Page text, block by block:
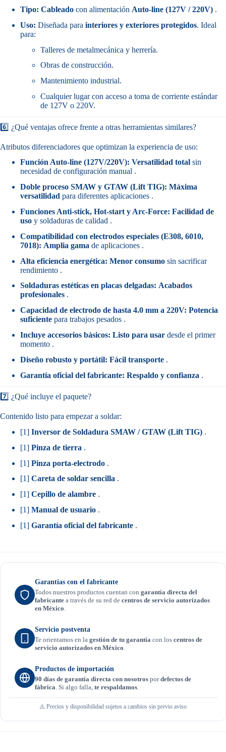
Tipo: Cableado con alimentación Auto-line (127V / 220V) .
Uso: Diseñada para interiores y exteriores protegidos. Ideal
para:
Talleres de metalmecánica y herrería.
Obras de construcción.
Mantenimiento industrial.
Cualquier lugar con acceso a toma de corriente estándar
de 127V o 220V.
6️⃣ ¿Qué ventajas ofrece frente a otras herramientas similares?
Atributos diferenciadores que optimizan la experiencia de uso:
Función Auto-line (127V/220V): Versatilidad total sin
necesidad de configuración manual .
Doble proceso SMAW y GTAW (Lift TIG): Máxima
versatilidad para diferentes aplicaciones .
Funciones Anti-stick, Hot-start y Arc-Force: Facilidad de
uso y soldaduras de calidad .
Compatibilidad con electrodos especiales (E308, 6010,
7018): Amplia gama de aplicaciones .
Alta eficiencia energética: Menor consumo sin sacrificar
rendimiento .
Soldaduras estéticas en placas delgadas: Acabados
profesionales .
Capacidad de electrodo de hasta 4.0 mm a 220V: Potencia
suficiente para trabajos pesados .
Incluye accesorios básicos: Listo para usar desde el primer
momento .
Diseño robusto y portátil: Fácil transporte .
Garantía oficial del fabricante: Respaldo y confianza .
7️⃣ ¿Qué incluye el paquete?
Contenido listo para empezar a soldar:
[1] Inversor de Soldadura SMAW / GTAW (Lift TIG) .
[1] Pinza de tierra .
[1] Pinza porta-electrodo .
[1] Careta de soldar sencilla .
[1] Cepillo de alambre .
[1] Manual de usuario .
[1] Garantía oficial del fabricante .
Garantías con el fabricante
Todos nuestros productos cuentan con garantía directa del
fabricante a través de su red de centros de servicio autorizados
en México.
Servicio postventa
Te orientamos en la gestión de tu garantía con los centros de
servicio autorizados en México.
Productos de importación
90 días de garantía directa con nosotros pordefectos de
fábrica. Si algo falla, te respaldamos.
⚠️ Precios y disponibilidad sujetos a cambios sin previo aviso